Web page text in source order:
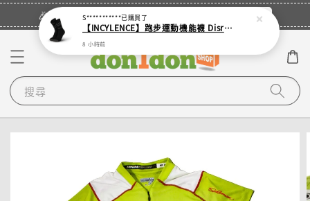
🎉登入會員・領取您的專屬折扣券！ 立即登入
搜尋
S***********已購買了
【INCYLENCE】跑步運動機能襪 Disrupts Black
8 小時前